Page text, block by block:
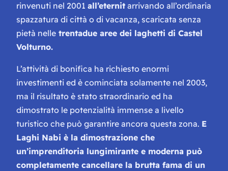
rinvenuti nel 2001 all’eternit arrivando all’ordinaria
spazzatura di città o di vacanza, scaricata senza
pietà nelle trentadue aree dei laghetti di Castel
Volturno.
L’attività di bonifica ha richiesto enormi
investimenti ed è cominciata solamente nel 2003,
ma il risultato è stato straordinario ed ha
dimostrato le potenzialità immense a livello
turistico che può garantire ancora questa zona. E
Laghi Nabi è la dimostrazione che
un’imprenditoria lungimirante e moderna può
completamente cancellare la brutta fama di un